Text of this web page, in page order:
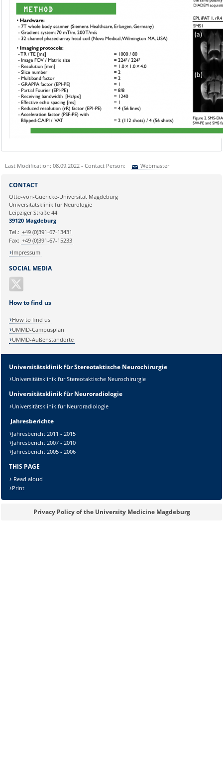
Last Modification: 08.09.2022 - Contact Person: Webmaster
Ihre E-Mailadresse:
Ihr Anliegen:
Sicherheitsabfrage:
Lösung:
SOCIAL MEDIA
CONTACT
Otto-von-Guericke-Universität Magdeburg
Universitätsklinik für Neurologie
Leipziger Straße 44
39120 Magdeburg
Tel.: +49 (0)391-67-13431
Fax: +49 (0)391-67-15233
Impressum
How to find us
How to find us
UMMD-Campusplan
UMMD-Außenstandorte
Universitätsklinik für Stereotaktische Neurochirurgie
Universitätsklinik für Stereotaktische Neurochirurgie
Universitätsklinik für Neuroradiologie
Universitätsklinik für Neuroradiologie
Jahresberichte
Jahresbericht 2011 - 2015
Jahresbericht 2007 - 2010
Jahresbericht 2005 - 2006
THIS PAGE
Read aloud
Print
Privacy Policy of the University Medicine Magdeburg